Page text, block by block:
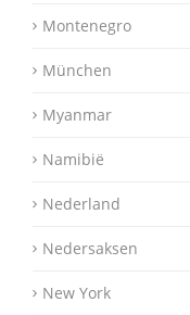
Montenegro
München
Myanmar
Namibië
Nederland
Nedersaksen
New York